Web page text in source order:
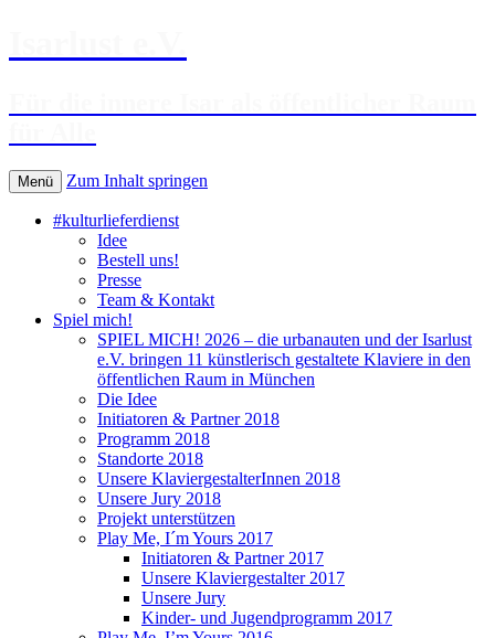
Menü Zum Inhalt springen
#kulturlieferdienst
Idee
Bestell uns!
Presse
Team & Kontakt
Spiel mich!
SPIEL MICH! 2026 – die urbanauten und der Isarlust
e.V. bringen 11 künstlerisch gestaltete Klaviere in den
öffentlichen Raum in München
Die Idee
Initiatoren & Partner 2018
Programm 2018
Standorte 2018
Unsere KlaviergestalterInnen 2018
Unsere Jury 2018
Projekt unterstützen
Play Me, I´m Yours 2017
Initiatoren & Partner 2017
Unsere Klaviergestalter 2017
Unsere Jury
Kinder- und Jugendprogramm 2017